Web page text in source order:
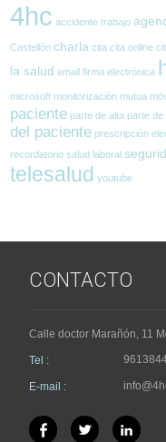
4hc accidente trabajo
Castellón charla cita cita online
la salud email firma electrónica
microsoft monitorización mutua
paciente parte de alta parte de
del paciente prescripción
recordatorio salud laboral
telesalud youtube
CONTACTO
Calle doctor Marañón, 11
Tel :
E-mail :